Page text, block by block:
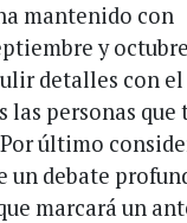
mantenido con
y
detalles con
las personas que
último
un debate
marcará un